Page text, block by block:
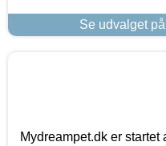
Se udvalget
Mydreampet.dk er